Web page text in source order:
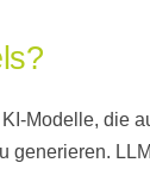
Modelle, die
generieren.